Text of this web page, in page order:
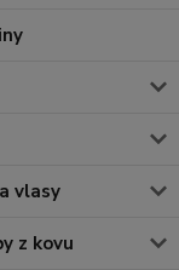
vlasy
z kovu